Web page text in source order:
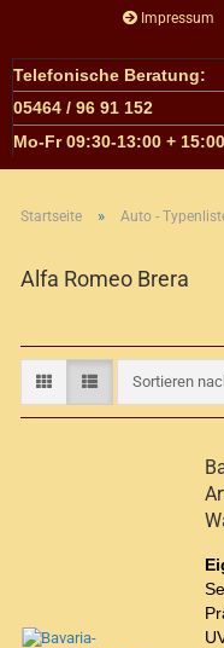
Impressum
Telefonische Beratung:
05464 / 96 91 152
Mo-Fr 09:30-13:00 +
Startseite » Auto -
Alfa Romeo Brera
Sortieren
Sortieren